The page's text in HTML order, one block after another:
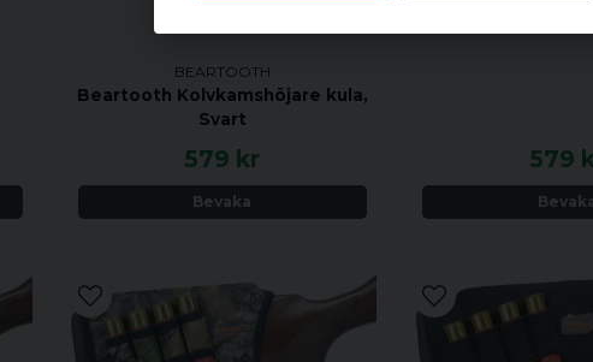
BEARTOOTH
Beartooth Kolvkamshöjare kula,
Svart
579 kr
Bevaka
579